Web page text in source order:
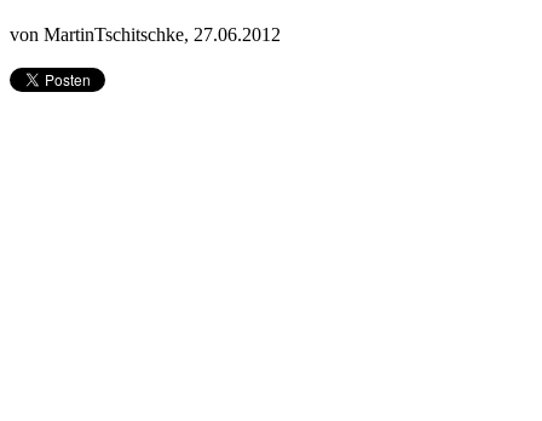
von MartinTschitschke, 27.06.2012